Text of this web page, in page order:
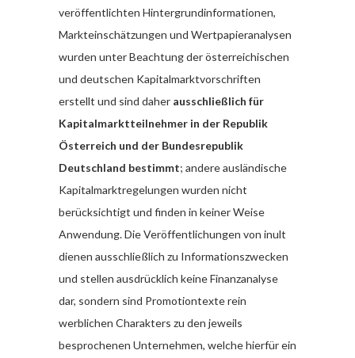
veröffentlichten Hintergrundinformationen,
Markteinschätzungen und Wertpapieranalysen
wurden unter Beachtung der österreichischen
und deutschen Kapitalmarktvorschriften
erstellt und sind daher ausschließlich für
Kapitalmarktteilnehmer in der Republik
Österreich und der Bundesrepublik
Deutschland bestimmt; andere ausländische
Kapitalmarktregelungen wurden nicht
berücksichtigt und finden in keiner Weise
Anwendung. Die Veröffentlichungen von inult
dienen ausschließlich zu Informationszwecken
und stellen ausdrücklich keine Finanzanalyse
dar, sondern sind Promotiontexte rein
werblichen Charakters zu den jeweils
besprochenen Unternehmen, welche hierfür ein